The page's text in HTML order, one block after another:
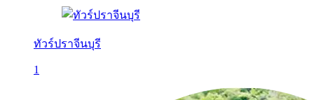
ทัวร์ปราจีนบุรี
1